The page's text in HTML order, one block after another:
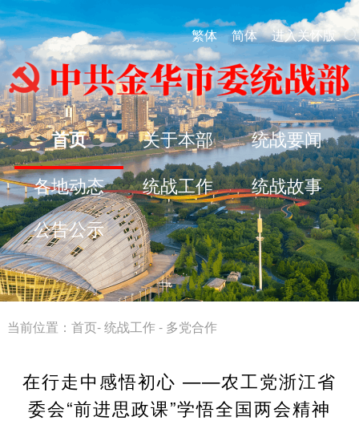
繁体 简体 进入关怀版
首页 关于本部 统战要闻
各地动态 统战工作 统战故事
公告公示
当前位置： 首页-统战工作- 多党合作
在行走中感悟初心 ——农工党浙江省
委会“前进思政课”学悟全国两会精神